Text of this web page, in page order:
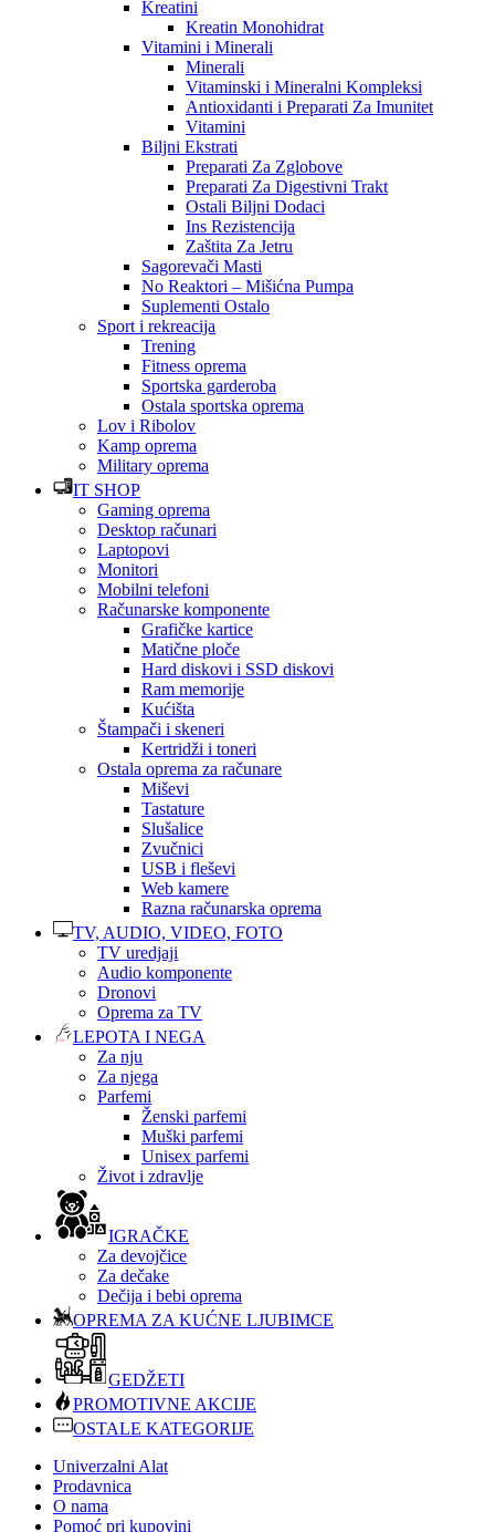
Kreatini
Kreatin Monohidrat
Vitamini i Minerali
Minerali
Vitaminski i Mineralni Kompleksi
Antioxidanti i Preparati Za Imunitet
Vitamini
Biljni Ekstrati
Preparati Za Zglobove
Preparati Za Digestivni Trakt
Ostali Biljni Dodaci
Ins Rezistencija
Zaštita Za Jetru
Sagorevači Masti
No Reaktori – Mišićna Pumpa
Suplementi Ostalo
Sport i rekreacija
Trening
Fitness oprema
Sportska garderoba
Ostala sportska oprema
Lov i Ribolov
Kamp oprema
Military oprema
IT SHOP
Gaming oprema
Desktop računari
Laptopovi
Monitori
Mobilni telefoni
Računarske komponente
Grafičke kartice
Matične ploče
Hard diskovi i SSD diskovi
Ram memorije
Kućišta
Štampači i skeneri
Kertridži i toneri
Ostala oprema za računare
Miševi
Tastature
Slušalice
Zvučnici
USB i fleševi
Web kamere
Razna računarska oprema
TV, AUDIO, VIDEO, FOTO
TV uredjaji
Audio komponente
Dronovi
Oprema za TV
LEPOTA I NEGA
Za nju
Za njega
Parfemi
Ženski parfemi
Muški parfemi
Unisex parfemi
Život i zdravlje
IGRAČKE
Za devojčice
Za dečake
Dečija i bebi oprema
OPREMA ZA KUĆNE LJUBIMCE
GEDŽETI
PROMOTIVNE AKCIJE
OSTALE KATEGORIJE
Univerzalni Alat
Prodavnica
O nama
Pomoć pri kupovini